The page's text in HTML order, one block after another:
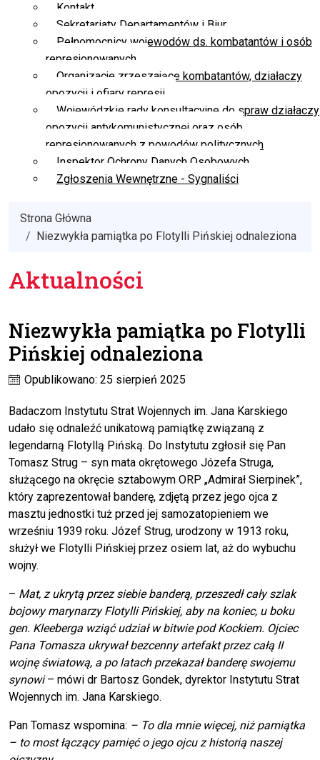
Kontakt
Sekretariaty Departamentów i Biur
Pełnomocnicy wojewodów ds. kombatantów i osób
represjonowanych
Organizacje zrzeszające kombatantów, działaczy
opozycji i ofiary represji
Wojewódzkie rady konsultacyjne do spraw działaczy
opozycji antykomunistycznej oraz osób
represjonowanych z powodów politycznych
Inspektor Ochrony Danych Osobowych
Zgłoszenia Wewnętrzne - Sygnaliści
Strona Główna
Niezwykła pamiątka po Flotylli Pińskiej odnaleziona
Aktualności
Niezwykła pamiątka po Flotylli
Pińskiej odnaleziona
Opublikowano: 25 sierpień 2025
Badaczom Instytutu Strat Wojennych im. Jana Karskiego
udało się odnaleźć unikatową pamiątkę związaną z
legendarną Flotyllą Pińską. Do Instytutu zgłosił się Pan
Tomasz Strug – syn mata okrętowego Józefa Struga,
służącego na okręcie sztabowym ORP „Admirał Sierpinek”,
który zaprezentował banderę, zdjętą przez jego ojca z
masztu jednostki tuż przed jej samozatopieniem we
wrześniu 1939 roku. Józef Strug, urodzony w 1913 roku,
służył we Flotylli Pińskiej przez osiem lat, aż do wybuchu
wojny.
– Mat, z ukrytą przez siebie banderą, przeszedł cały szlak
bojowy marynarzy Flotylli Pińskiej, aby na koniec, u boku
gen. Kleeberga wziąć udział w bitwie pod Kockiem. Ojciec
Pana Tomasza ukrywał bezcenny artefakt przez całą II
wojnę światową, a po latach przekazał banderę swojemu
synowi– mówi dr Bartosz Gondek, dyrektor Instytutu Strat
Wojennych im. Jana Karskiego.
Pan Tomasz wspomina: – To dla mnie więcej, niż pamiątka
– to most łączący pamięć o jego ojcu z historią naszej